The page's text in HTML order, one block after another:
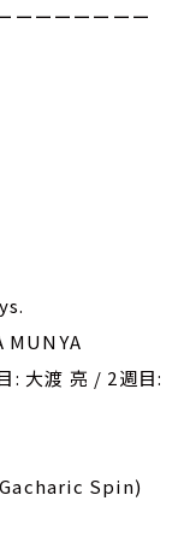
ーーーーーーー
大渡 亮 / 2週目:
Spin)